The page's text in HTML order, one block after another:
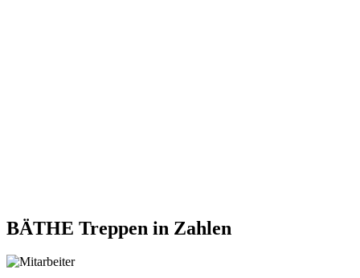
BÄTHE Treppen in Zahlen